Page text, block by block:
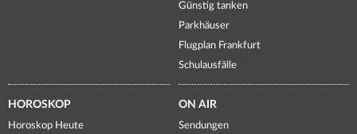
Günstig tanken
Parkhäuser
Flugplan Frankfurt
Schulausfälle
HOROSKOP
Horoskop Heute
ON AIR
Sendungen